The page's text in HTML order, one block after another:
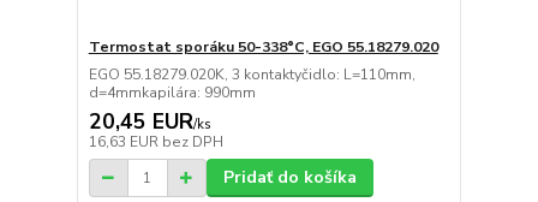
Termostat sporáku 50-338°C, EGO 55.18279.020
EGO 55.18279.020K, 3 kontaktyčidlo: L=110mm,
d=4mmkapilára: 990mm
20,45 EUR/ks
16,63 EUR bez DPH
Pridať do košíka